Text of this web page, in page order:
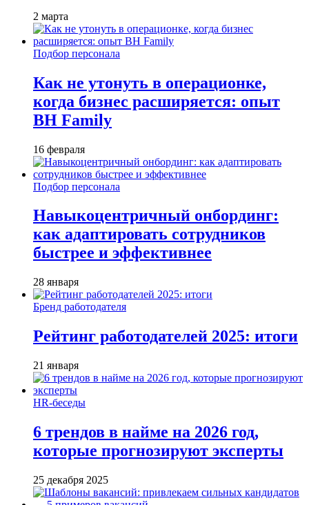
2 марта
Подбор персонала
Как не утонуть в операционке,
когда бизнес расширяется: опыт
BH Family
16 февраля
Подбор персонала
Навыкоцентричный онбординг:
как адаптировать сотрудников
быстрее и эффективнее
28 января
Бренд работодателя
Рейтинг работодателей 2025: итоги
21 января
HR-беседы
6 трендов в найме на 2026 год,
которые прогнозируют эксперты
25 декабря 2025